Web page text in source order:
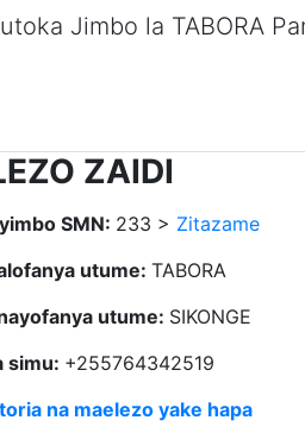
Jimbo la TABORA
ZAIDI
SMN: 233 > Zitazame
utume: TABORA
utume: SIKONGE
simu: +255764342519
na maelezo yake hapa